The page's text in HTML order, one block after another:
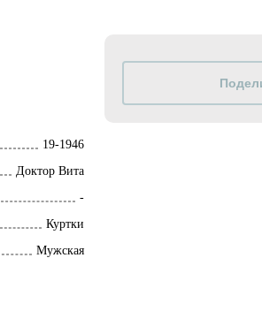
19-1946
Доктор Вита
-
Куртки
Мужская